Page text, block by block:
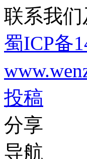
联系我
蜀ICP备
投稿
分享
导航